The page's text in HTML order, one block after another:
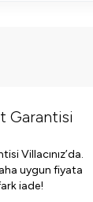
Garantisi
Villacınız’da.
uygun fiyata
iade!